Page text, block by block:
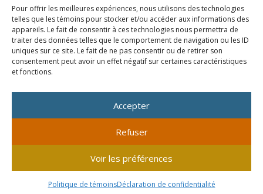
Pour offrir les meilleures expériences, nous utilisons des technologies
telles que les témoins pour stocker et/ou accéder aux informations des
appareils. Le fait de consentir à ces technologies nous permettra de
traiter des données telles que le comportement de navigation ou les ID
uniques sur ce site. Le fait de ne pas consentir ou de retirer son
consentement peut avoir un effet négatif sur certaines caractéristiques
et fonctions.
Accepter
Refuser
Voir les préférences
Politique de témoinsDéclaration de confidentialité
Téléphone : (450) 451-5203
Direction générale :
dir@tressaintredempteur.ca
© 2026 Tous droits réservés. Municipalité de Très-Saint-
Rédempteur.
Mayer consultante.